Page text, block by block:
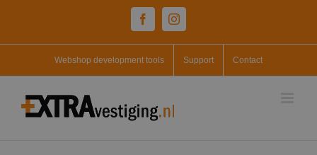
FacebookInstagram
Webshop development tools Support Contact